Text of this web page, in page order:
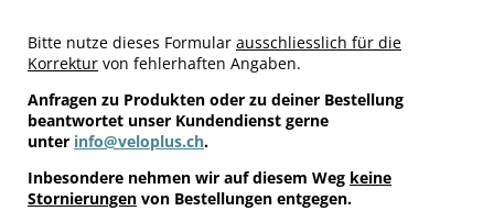
Bitte nutze dieses Formular ausschliesslich für die
Korrektur von fehlerhaften Angaben.
Anfragen zu Produkten oder zu deiner Bestellung
beantwortet unser Kundendienst gerne
unter info@veloplus.ch.
Inbesondere nehmen wir auf diesem Weg keine
Stornierungen von Bestellungen entgegen.